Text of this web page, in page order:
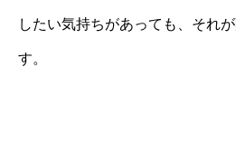
したい気持ちがあっても、それ
す。